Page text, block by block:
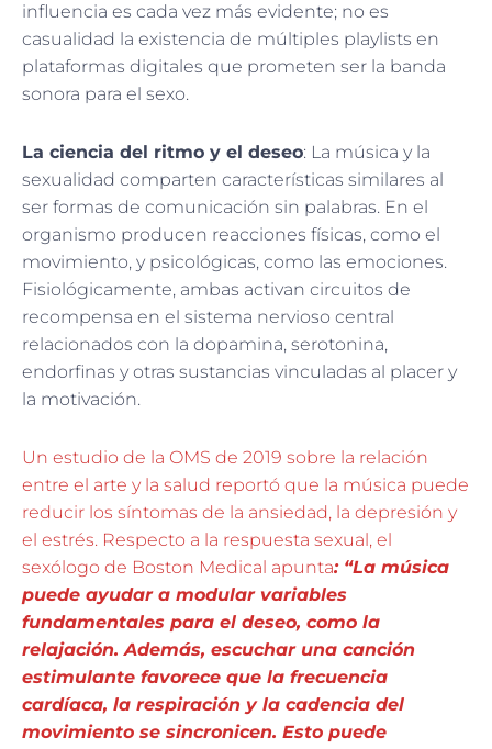
influencia es cada vez más evidente; no es
casualidad la existencia de múltiples playlists en
plataformas digitales que prometen ser la banda
sonora para el sexo.
La ciencia del ritmo y el deseo: La música y la
sexualidad comparten características similares al
ser formas de comunicación sin palabras. En el
organismo producen reacciones físicas, como el
movimiento, y psicológicas, como las emociones.
Fisiológicamente, ambas activan circuitos de
recompensa en el sistema nervioso central
relacionados con la dopamina, serotonina,
endorfinas y otras sustancias vinculadas al placer y
la motivación.
Un estudio de la OMS de 2019 sobre la relación
entre el arte y la salud reportó que la música puede
reducir los síntomas de la ansiedad, la depresión y
el estrés. Respecto a la respuesta sexual, el
sexólogo de Boston Medical apunta: “La música
puede ayudar a modular variables
fundamentales para el deseo, como la
relajación. Además, escuchar una canción
estimulante favorece que la frecuencia
cardíaca, la respiración y la cadencia del
movimiento se sincronicen. Esto puede